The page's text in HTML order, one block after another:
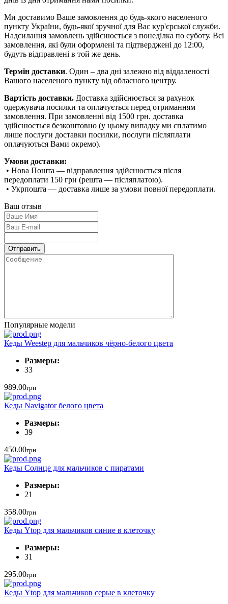
Ми доставимо Ваше замовлення до будь-якого населеного
пункту України, будь-якої зручної для Вас кур'єрської служби.
Надсилання замовлень здійснюється з понеділка по суботу. Всі
замовлення, які були оформлені та підтверджені до 12:00,
будуть відправлені в той же день.
Термін доставки. Один – два дні залежно від віддаленості
Вашого населеного пункту від обласного центру.
Вартість доставки. Доставка здійснюється за рахунок
одержувача посилки та оплачується перед отриманням
замовлення. При замовленні від 1500 грн. доставка
здійснюється безкоштовно (у цьому випадку ми сплатимо
лише послуги доставки посилки, послуги післяплати
оплачуються Вами окремо).
Умови доставки:
• Нова Пошта — відправлення здійснюється після
передоплати 150 грн (решта — післяплатою).
• Укрпошта — доставка лише за умови повної передоплати.
Ваш отзыв
Популярные модели
Кеды Weestep для мальчиков чёрно-белого цвета
Размеры:
33
989.00грн
Кеды Navigator белого цвета
Размеры:
39
450.00грн
Кеды Солнце для мальчиков с пиратами
Размеры:
21
358.00грн
Кеды Ytop для мальчиков синие в клеточку
Размеры:
31
295.00грн
Кеды Ytop для мальчиков серые в клеточку